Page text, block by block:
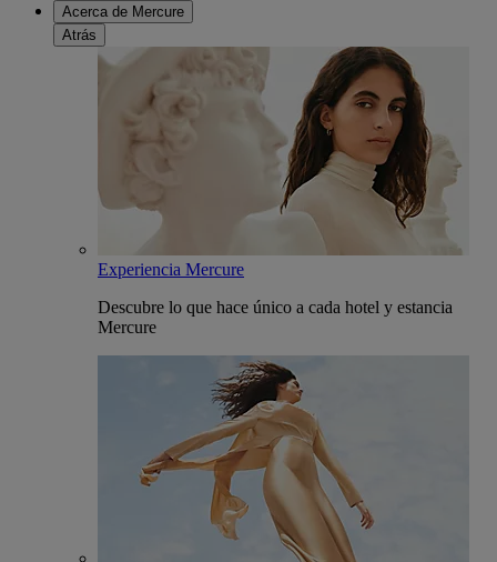
Acerca de Mercure
Atrás
Experiencia Mercure
Descubre lo que hace único a cada hotel y estancia
Mercure